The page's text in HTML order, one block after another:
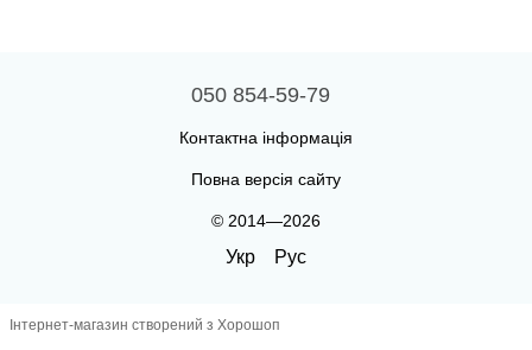
050 854-59-79
Контактна інформація
Повна версія сайту
© 2014—2026
Укр Рус
Інтернет-магазин створений з Хорошоп